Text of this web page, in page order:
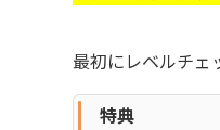
最初にレベルチェ
特典